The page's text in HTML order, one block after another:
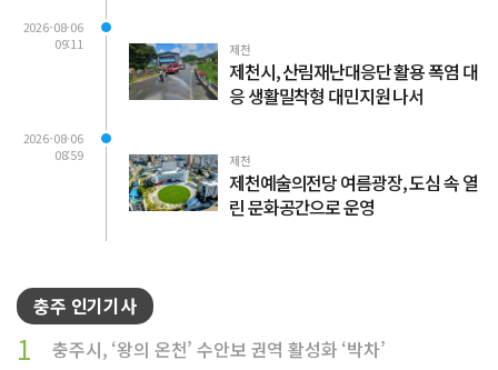
2026-08-06
09:11
제천
제천시, 산림재난대응단 활용 폭염 대
응 생활밀착형 대민지원 나서
2026-08-06
08:59
제천
제천예술의전당 여름광장, 도심 속 열
린 문화공간으로 운영
충주 인기기사
1 충주시, ‘왕의 온천’ 수안보 권역 활성화 ‘박차’